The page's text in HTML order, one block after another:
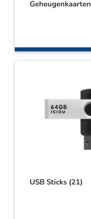
Geheugenkaarten
USB Sticks (21)